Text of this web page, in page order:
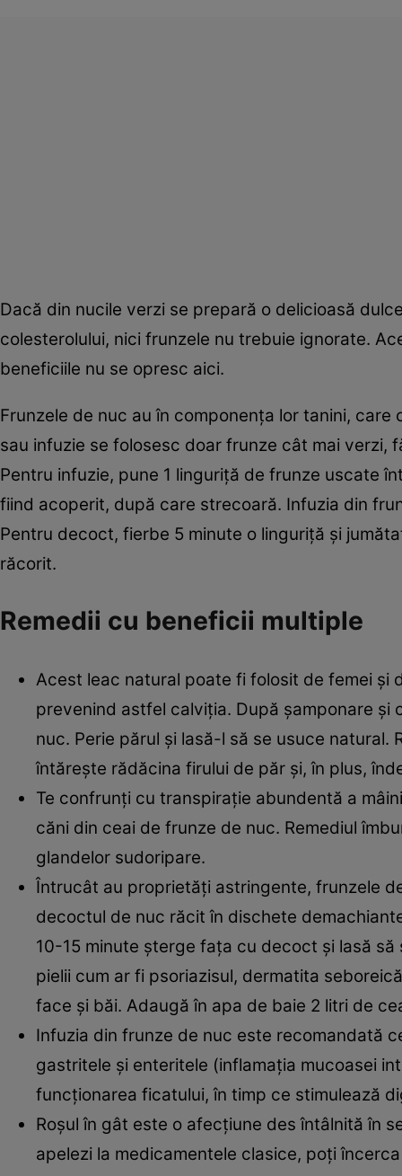
Dacă din nucile verzi se prepară o delicioasă
colesterolului, nici frunzele nu trebuie ignorate.
beneficiile nu se opresc aici.
Frunzele de nuc au în componenţa lor tanini,
sau infuzie se folosesc doar frunze cât mai verzi,
Pentru infuzie, pune 1 linguriţă de frunze uscate
fiind acoperit, după care strecoară. Infuzia din
Pentru decoct, fierbe 5 minute o linguriţă şi
răcorit.
Remedii cu beneficii multiple
Acest leac natural poate fi folosit de femei
prevenind astfel calviţia. După şamponare
nuc. Perie părul şi lasă-l să se usuce
întăreşte rădăcina firului de păr şi, în plus,
Te confrunţi cu transpiraţie abundentă a
căni din ceai de frunze de nuc. Remediul
glandelor sudoripare.
Întrucât au proprietăţi astringente, frunzele
decoctul de nuc răcit în dischete
10-15 minute şterge faţa cu decoct şi lasă
pielii cum ar fi psoriazisul, dermatita
face şi băi. Adaugă în apa de baie 2 litri de
Infuzia din frunze de nuc este recomandată
gastritele şi enteritele (inflamaţia mucoasei
funcţionarea ficatului, în timp ce stimulează
Roşul în gât este o afecţiune des întâlnită în
apelezi la medicamentele clasice, poţi